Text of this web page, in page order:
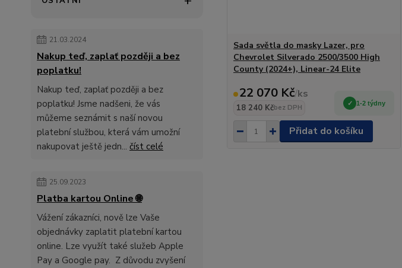
21.03.2024
Nakup teď, zaplať později a bez
poplatku!
Nakup teď, zaplať později a bez
poplatku! Jsme nadšeni, že vás
můžeme seznámit s naší novou
platební službou, která vám umožní
nakupovat ještě jedn... číst celé
25.09.2023
Platba kartou Online 🌐
Vážení zákazníci, nově lze Vaše
objednávky zaplatit platební kartou
online. Lze využít také služeb Apple
Pay a Google pay. Z důvodu zvyšení
Sada světla do masky Lazer, pro
Chevrolet Silverado 2500/3500 High
County (2024+), Linear-24 Elite
22 070 Kč/ks
18 240 Kčbez DPH
1-2 týdny
Přidat do košíku